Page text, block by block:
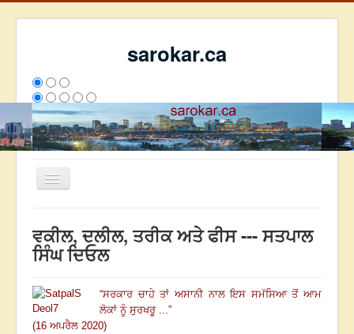
sarokar.ca
Toggle
ਰਚਨਾਵਾਂ
ਸੰਪਰਕ
We have 353 guests and no members online
ਵਕੀਲ, ਦਲੀਲ, ਤਰੀਕ ਅਤੇ ਫੀਸ --- ਸਤਪਾਲ
ਸਿੰਘ ਦਿਓਲ
“ਸਰਕਾਰ ਚਾਹੇ ਤਾਂ ਅਸਾਨੀ ਨਾਲ ਇਸ ਸਮੱਸਿਆ ਤੋਂ ਆਮ
ਲੋਕਾਂ ਨੂੰ ਸੁਰਖਰੂ ...”
(16 ਅਪਰੈਲ 2020)